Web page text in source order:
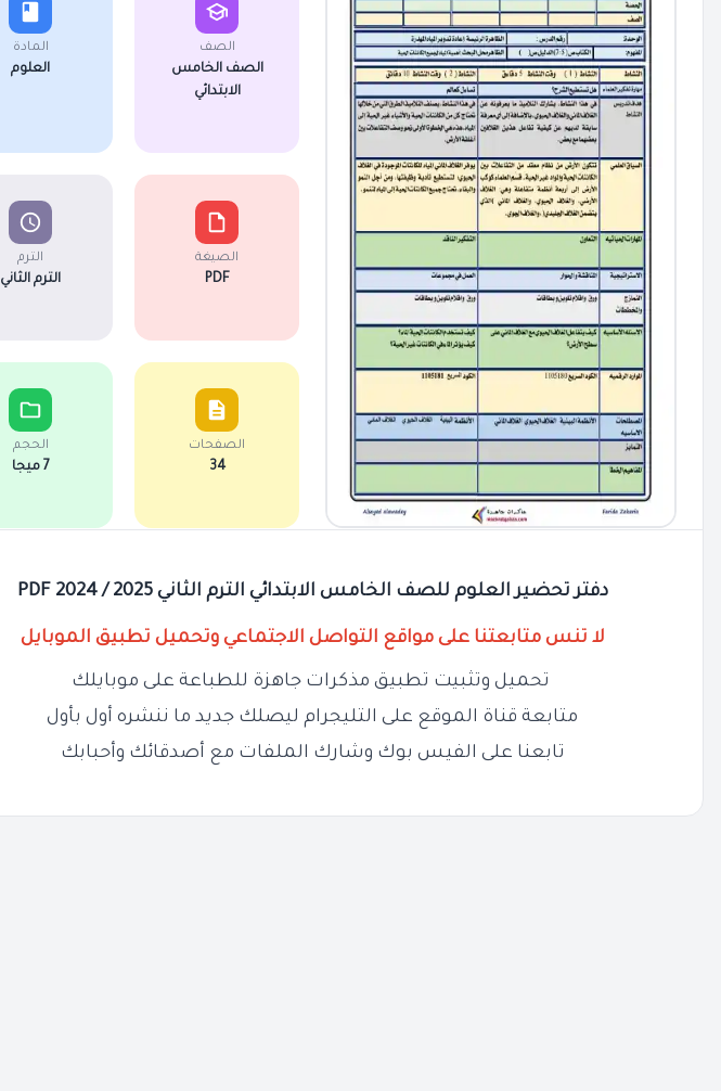
الصف
الصف الخامس
الابتدائي
المادة
العلوم
الصيغة
PDF
الترم
الترم الثاني
الصفحات
34
الحجم
7 ميجا
دفتر تحضير العلوم للصف الخامس الابتدائي الترم الثاني 2025 / 2024 PDF
لا تنس متابعتنا على مواقع التواصل الاجتماعي وتحميل تطبيق الموبايل
تحميل وتثبيت تطبيق مذكرات جاهزة للطباعة على موبايلك
متابعة قناة الموقع على التليجرام ليصلك جديد ما ننشره أول بأول
تابعنا على الفيس بوك وشارك الملفات مع أصدقائك وأحبابك